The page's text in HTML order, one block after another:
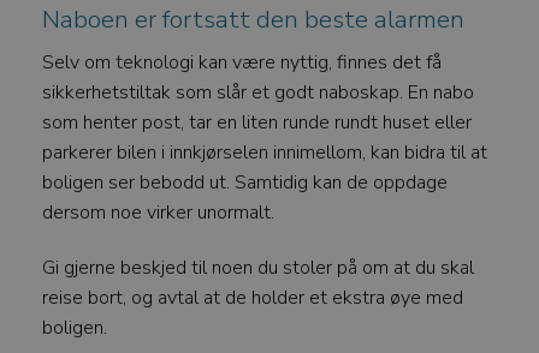
Naboen er fortsatt den beste alarmen
Selv om teknologi kan være nyttig, finnes det få
sikkerhetstiltak som slår et godt naboskap. En nabo
som henter post, tar en liten runde rundt huset eller
parkerer bilen i innkjørselen innimellom, kan bidra til at
boligen ser bebodd ut. Samtidig kan de oppdage
dersom noe virker unormalt.
Gi gjerne beskjed til noen du stoler på om at du skal
reise bort, og avtal at de holder et ekstra øye med
boligen.